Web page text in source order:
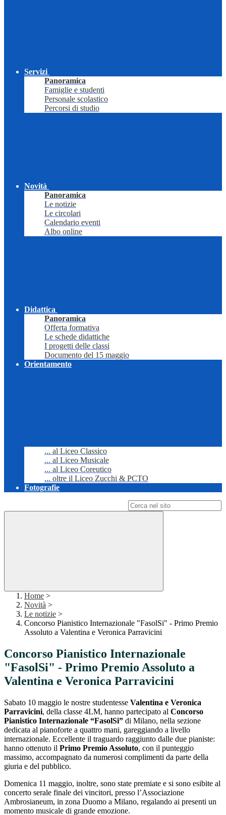
Servizi
Panoramica
Famiglie e studenti
Personale scolastico
Percorsi di studio
Novità
Panoramica
Le notizie
Le circolari
Calendario eventi
Albo online
Didattica
Panoramica
Offerta formativa
Le schede didattiche
I progetti delle classi
Documento del 15 maggio
Orientamento
... al Liceo Classico
... al Liceo Musicale
... al Liceo Coreutico
... oltre il Liceo Zucchi & PCTO
Fotografie
Home >
Novità >
Le notizie >
Concorso Pianistico Internazionale "FasolSi" - Primo Premio
Assoluto a Valentina e Veronica Parravicini
Concorso Pianistico Internazionale
"FasolSi" - Primo Premio Assoluto a
Valentina e Veronica Parravicini
Sabato 10 maggio le nostre studentesse Valentina e Veronica
Parravicini, della classe 4LM, hanno partecipato al Concorso
Pianistico Internazionale “FasolSi” di Milano, nella sezione
dedicata al pianoforte a quattro mani, gareggiando a livello
internazionale. Eccellente il traguardo raggiunto dalle due pianiste:
hanno ottenuto il Primo Premio Assoluto, con il punteggio
massimo, accompagnato da numerosi complimenti da parte della
giuria e del pubblico.
Domenica 11 maggio, inoltre, sono state premiate e si sono esibite al
concerto serale finale dei vincitori, presso l’Associazione
Ambrosianeum, in zona Duomo a Milano, regalando ai presenti un
momento musicale di grande emozione.